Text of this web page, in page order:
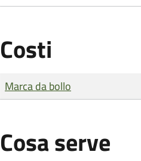
Costi
Tipo di pagamento
Importo
Marca da bollo
Cosa serve